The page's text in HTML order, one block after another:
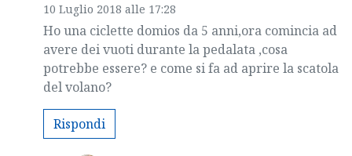
10 Luglio 2018 alle 17:28
Ho una ciclette domios da 5 anni,ora comincia ad
avere dei vuoti durante la pedalata ,cosa
potrebbe essere? e come si fa ad aprire la scatola
del volano?
Rispondi